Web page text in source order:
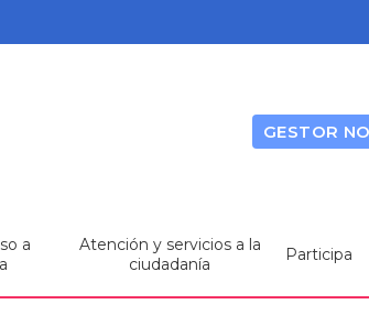
GESTOR
a
Atención y servicios a la
ciudadanía
Participa